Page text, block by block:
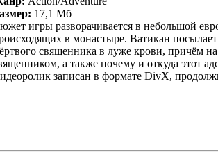
17,1 Мб
игры разворачивается в небольшой
в монастыре. Ватикан
священника в луже крови, причём на
а также почему и откуда этот
записан в формате DivX,